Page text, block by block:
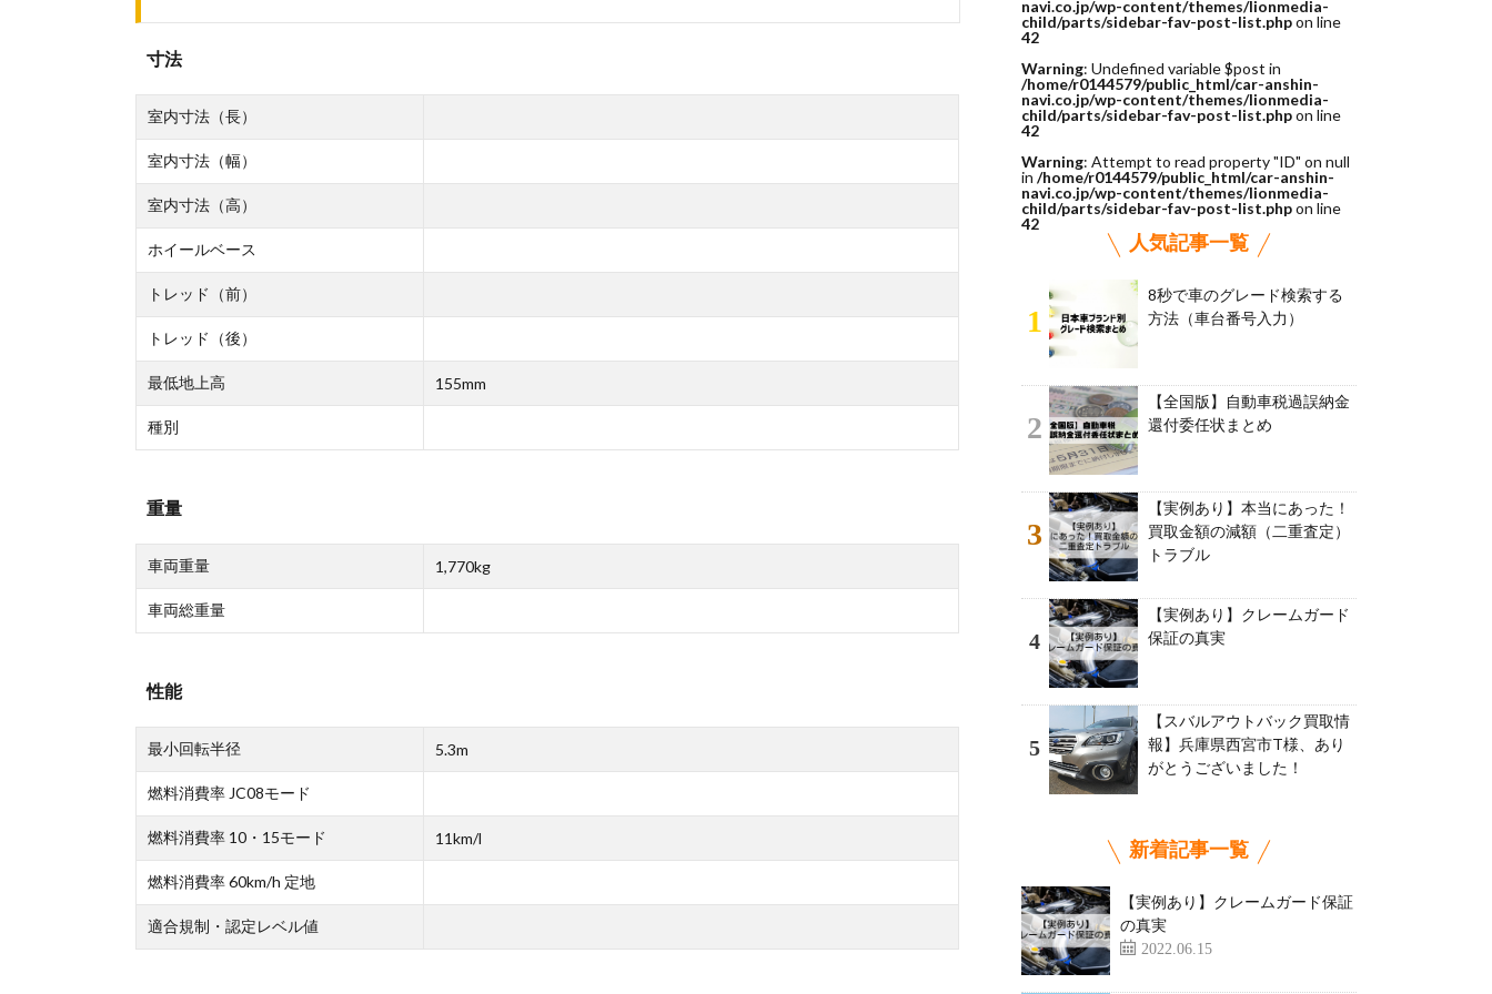
寸法
室内寸法（長）
室内寸法（幅）
室内寸法（高）
ホイールベース
トレッド（前）
トレッド（後）
最低地上高 155mm
種別
重量
車両重量 1,770kg
車両総重量
性能
最小回転半径 5.3m
燃料消費率 JC08モード
燃料消費率 10・15モード 11km/l
燃料消費率 60km/h 定地
適合規制・認定レベル値
navi.co.jp/wp-content/themes/lionmedia-
child/parts/sidebar-fav-post-list.phpon line
42
Warning: Undefined variable $post in
/home/r0144579/public_html/car-anshin-
navi.co.jp/wp-content/themes/lionmedia-
child/parts/sidebar-fav-post-list.phpon line
42
Warning: Attempt to read property "ID" on null
in /home/r0144579/public_html/car-anshin-
navi.co.jp/wp-content/themes/lionmedia-
child/parts/sidebar-fav-post-list.phpon line
42
人気記事一覧
1
8秒で車のグレード検索する
方法（車台番号入力）
2
【全国版】自動車税過誤納金
還付委任状まとめ
3
【実例あり】本当にあった！
買取金額の減額（二重査定）
トラブル
4
【実例あり】クレームガード
保証の真実
5
【スバルアウトバック買取情
報】兵庫県西宮市T様、あり
がとうございました！
新着記事一覧
【実例あり】クレームガード保証
の真実
2022.06.15